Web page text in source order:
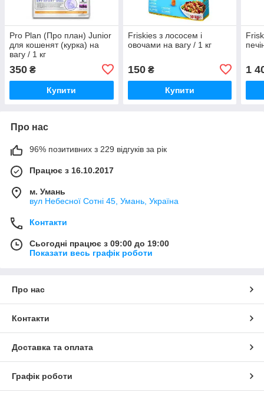
Pro Plan (Про план) Junior
для кошенят (курка) на
вагу / 1 кг
350 ₴
Купити
Friskies з лососем і
овочами на вагу / 1 кг
150₴
Купити
1
Про нас
96% позитивних з 229 відгуків за рік
Працює з 16.10.2017
м. Умань
вул Небесної Сотні 45, Умань, Україна
Контакти
Сьогодні працює з 09:00 до 19:00
Показати весь графік роботи
Про нас
Контакти
Доставка та оплата
Графік роботи